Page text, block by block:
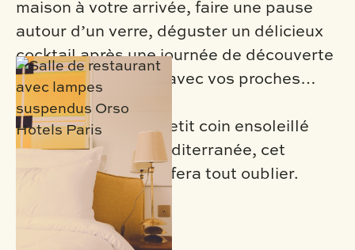
maison à votre arrivée, faire une pause
autour d’un verre, déguster un délicieux
cocktail après une journée de découverte
ou refaire le monde avec vos proches…
Décoré comme un petit coin ensoleillé
aux abords de la Méditerranée, cet
espace joyeux vous fera tout oublier.